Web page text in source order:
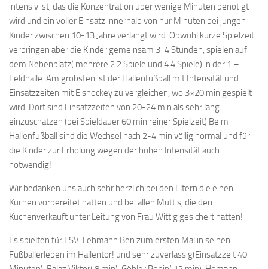
intensiv ist, das die Konzentration über wenige Minuten benötigt
wird und ein voller Einsatz innerhalb von nur Minuten bei jungen
Kinder zwischen 10-13 Jahre verlangt wird. Obwohl kurze Spielzeit
verbringen aber die Kinder gemeinsam 3-4 Stunden, spielen auf
dem Nebenplatz( mehrere 2:2 Spiele und 4:4 Spiele) in der 1 –
Feldhalle. Am grobsten ist der Hallenfußball mit Intensität und
Einsatzzeiten mit Eishockey zu vergleichen, wo 3×20 min gespielt
wird. Dort sind Einsatzzeiten von 20-24 min als sehr lang
einzuschätzen (bei Spieldauer 60 min reiner Spielzeit).Beim
Hallenfußball sind die Wechsel nach 2-4 min völlig normal und für
die Kinder zur Erholung wegen der hohen Intensität auch
notwendig!
Wir bedanken uns auch sehr herzlich bei den Eltern die einen
Kuchen vorbereitet hatten und bei allen Muttis, die den
Kuchenverkauft unter Leitung von Frau Wittig gesichert hatten!
Es spielten für FSV: Lehmann Ben zum ersten Mal in seinen
Fußballerleben im Hallentor! und sehr zuverlässig(Einsatzzeit 40